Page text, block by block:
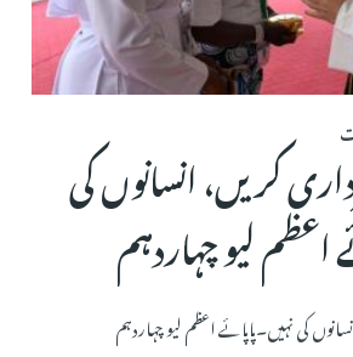
کریں، انسانوں کی
لیو چہاردہم
کی نہیں۔پاپائے اعظم لیو چہاردہم